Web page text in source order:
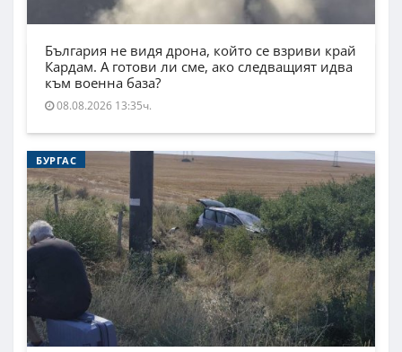
България не видя дрона, който се взриви край
Кардам. А готови ли сме, ако следващият идва
към военна база?
08.08.2026 13:35ч.
БУРГАС